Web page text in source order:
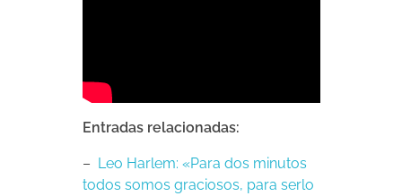
Entradas relacionadas:
– Leo Harlem: «Para dos minutos
todos somos graciosos, para serlo